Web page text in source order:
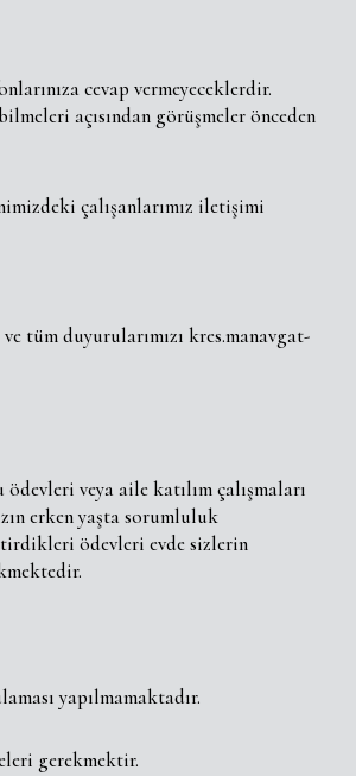
cevap vermeyeceklerdir.
açısından görüşmeler önceden
çalışanlarımız iletişimi
tüm duyurularımızı kres.manavgat-
veya aile katılım çalışmaları
erken yaşta sorumluluk
ödevleri evde sizlerin
yapılmamaktadır.
gerekmektir.